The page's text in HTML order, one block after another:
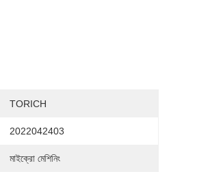
TORICH
2022042403
মাইক্রো মেশিনিং